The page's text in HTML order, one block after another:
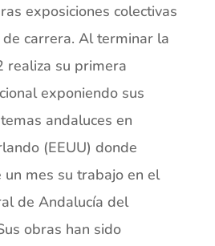
exposiciones colectivas
carrera. Al terminar la
realiza su primera
exponiendo sus
andaluces en
(EEUU) donde
mes su trabajo en el
de Andalucía del
obras han sido